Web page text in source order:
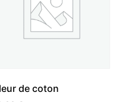
de coton